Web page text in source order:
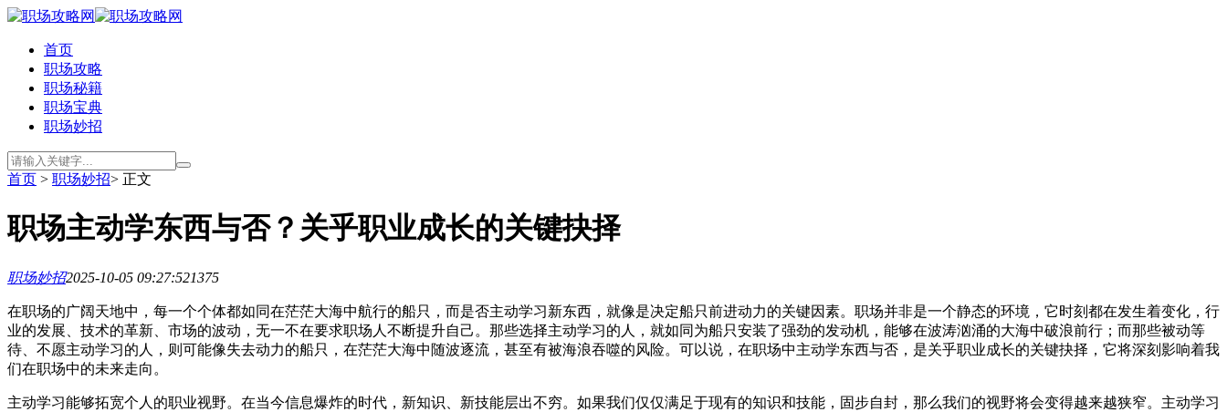
首页
职场攻略
职场秘籍
职场宝典
职场妙招
首页 > 职场妙招> 正文
职场主动学东西与否？关乎职业成长的关键抉择
职场妙招2025-10-05 09:27:521375
在职场的广阔天地中，每一个个体都如同在茫茫大海中航行的船只，而是否主动学习新东西，就像是决定船只前进动力的关键因素。职场并非是一个静态的环境，它时刻都在发生着变化，行
业的发展、技术的革新、市场的波动，无一不在要求职场人不断提升自己。那些选择主动学习的人，就如同为船只安装了强劲的发动机，能够在波涛汹涌的大海中破浪前行；而那些被动等
待、不愿主动学习的人，则可能像失去动力的船只，在茫茫大海中随波逐流，甚至有被海浪吞噬的风险。可以说，在职场中主动学东西与否，是关乎职业成长的关键抉择，它将深刻影响着我
们在职场中的未来走向。
主动学习能够拓宽个人的职业视野。在当今信息爆炸的时代，新知识、新技能层出不穷。如果我们仅仅满足于现有的知识和技能，固步自封，那么我们的视野将会变得越来越狭窄。主动学习